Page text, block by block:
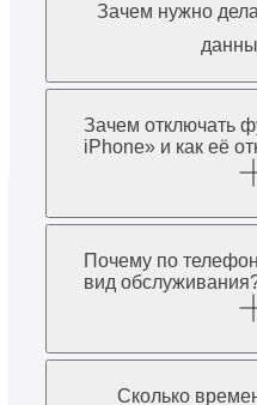
Зачем нужно
Зачем отключать
iPhone» и как её
Почему по
вид
Сколько